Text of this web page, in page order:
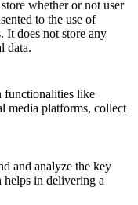
whether or not user
to the use of
It does not store any
data.
functionalities like
media platforms, collect
and analyze the key
helps in delivering a